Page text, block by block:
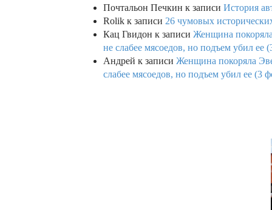
Почтальон Печкин к записи История
Rolik к записи 26 чумовых
Кац Гвидон к записи Женщина
не слабее мясоедов, но подъем убил ее
Андрей к записи Женщина покоряла
слабее мясоедов, но подъем убил ее (3